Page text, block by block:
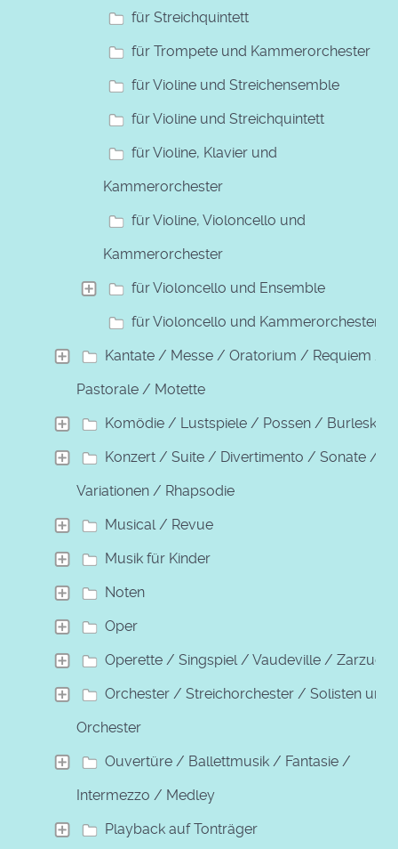
für Streichquintett
für Trompete und Kammerorchester
für Violine und Streichensemble
für Violine und Streichquintett
für Violine, Klavier und
Kammerorchester
für Violine, Violoncello und
Kammerorchester
für Violoncello und Ensemble
für Violoncello und Kammerorchester
Kantate / Messe / Oratorium / Requiem /
Pastorale / Motette
Komödie / Lustspiele / Possen / Burleske
Konzert / Suite / Divertimento / Sonate /
Variationen / Rhapsodie
Musical / Revue
Musik für Kinder
Noten
Oper
Operette / Singspiel / Vaudeville / Zarzuela
Orchester / Streichorchester / Solisten und
Orchester
Ouvertüre / Ballettmusik / Fantasie /
Intermezzo / Medley
Playback auf Tonträger